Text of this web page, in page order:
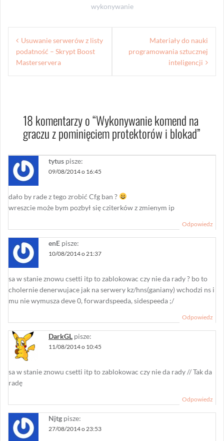
wykonywanie
Nawigacja
wpisu
Usuwanie serwerów z listy
podatność – Skrypt Boost
Masterservera
Materiały do nauki
programowania sztucznej
inteligencji
18 komentarzy o “Wykonywanie komend na
graczu z pominięciem protektorów i blokad”
tytus pisze:
09/08/2014 o 16:45
dało by rade z tego zrobić Cfg ban ?
wreszcie może bym pozbył się cziterków z zmienym ip
Odpowiedz
enE pisze:
10/08/2014 o 21:37
sa w stanie znowu csetti itp to zablokowac czy nie da rady ? bo to
cholernie denerwujace jak na serwery kz/hns(ganiany) wchodzi ns i
mu nie wymusza deve 0, forwardspeeda, sidespeeda ;/
Odpowiedz
DarkGL pisze:
11/08/2014 o 10:45
sa w stanie znowu csetti itp to zablokowac czy nie da rady // Tak da
radę
Odpowiedz
Njtg pisze:
27/08/2014 o 23:53